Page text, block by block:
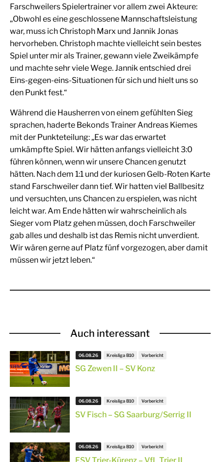
Farschweilers Spielertrainer vor allem zwei Akteure:
„Obwohl es eine geschlossene Mannschaftsleistung
war, muss ich Christoph Marx und Jannik Jonas
hervorheben. Christoph machte vielleicht sein bestes
Spiel unter mir als Trainer, gewann viele Zweikämpfe
und machte sehr viele Wege. Jannik entschied drei
Eins-gegen-eins-Situationen für sich und hielt uns so
den Punkt fest.“
Während die Hausherren von einem gefühlten Sieg
sprachen, haderte Bekonds Trainer Andreas Kiemes
mit der Punkteteilung: „Es war das erwartet
umkämpfte Spiel. Wir hätten anfangs vielleicht 3:0
führen können, wenn wir unsere Chancen genutzt
hätten. Nach dem 1:1 und der kuriosen Gelb-Roten Karte
stand Farschweiler dann tief. Wir hatten viel Ballbesitz
und versuchten, uns Chancen zu erspielen, was nicht
leicht war. Am Ende hätten wir wahrscheinlich als
Sieger vom Platz gehen müssen, doch Farschweiler
gab alles und deshalb ist das Remis nicht unverdient.
Wir wären gerne auf Platz fünf vorgezogen, aber damit
müssen wir jetzt leben.“
Auch interessant
SG Zewen II – SV Konz
06.08.26 Kreisliga B10 Vorbericht
SV Fisch – SG Saarburg/Serrig II
06.08.26 Kreisliga B10 Vorbericht
06.08.26 Kreisliga B10 Vorbericht